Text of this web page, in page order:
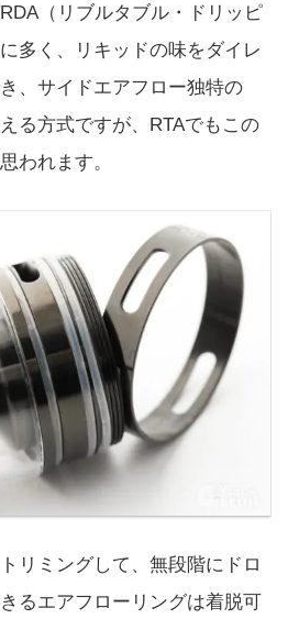
（リブルタブル・ドリッピ
多く、リキッドの味をダイレ
、サイドエアフロー独特の
る方式ですが、RTAでもこの
われます。
リミングして、無段階にドロ
るエアフローリングは着脱可